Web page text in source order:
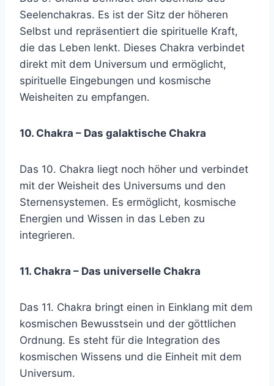
Seelenchakras. Es ist der Sitz der höheren
Selbst und repräsentiert die spirituelle Kraft,
die das Leben lenkt. Dieses Chakra verbindet
direkt mit dem Universum und ermöglicht,
spirituelle Eingebungen und kosmische
Weisheiten zu empfangen.
10. Chakra – Das galaktische Chakra
Das 10. Chakra liegt noch höher und verbindet
mit der Weisheit des Universums und den
Sternensystemen. Es ermöglicht, kosmische
Energien und Wissen in das Leben zu
integrieren.
11. Chakra – Das universelle Chakra
Das 11. Chakra bringt einen in Einklang mit dem
kosmischen Bewusstsein und der göttlichen
Ordnung. Es steht für die Integration des
kosmischen Wissens und die Einheit mit dem
Universum.